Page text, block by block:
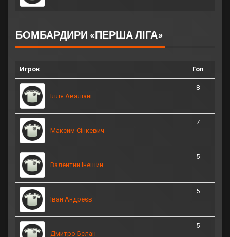
БОМБАРДИРИ «ПЕРША ЛІГА»
Игрок Гол
Ілля Аваліані
8
Максим Сінкевич
7
Валентин Інешин
5
Іван Андреєв
5
Дмитро Бєлан
5